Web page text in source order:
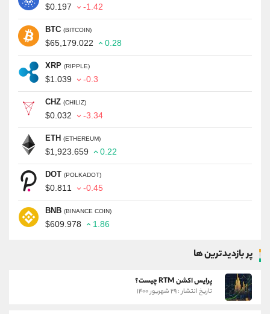
$0.197 -1.42
BTC (BITCOIN)
$65,179.022 0.28
XRP (RIPPLE)
$1.039 -0.3
CHZ (CHILIZ)
$0.032 -3.34
ETH (ETHEREUM)
$1,923.659 0.22
DOT (POLKADOT)
$0.811 -0.45
BNB (BINANCE COIN)
$609.978 1.86
پر بازدیدترین ها
پرایس اکشن RTM چیست؟
تاریخ انتشار : ۲۹ شهریور ۱۴۰۰